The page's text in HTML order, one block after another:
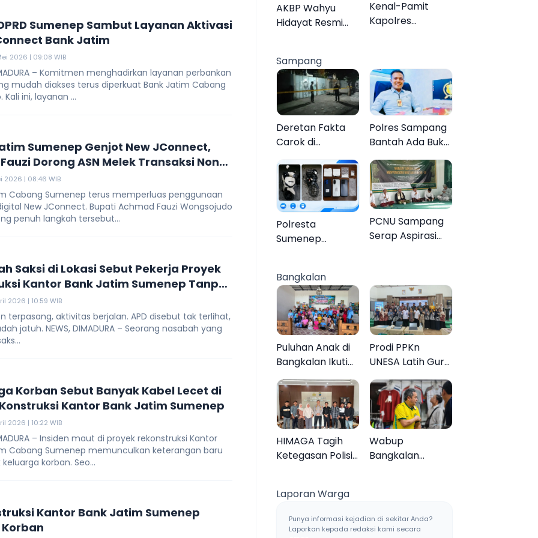
Sumenep Sambut Layanan Aktivasi
Bank Jatim
2026 | 09:08 WIB
– Komitmen menghadirkan layanan perbankan
mudah diakses terus diperkuat Bank Jatim Cabang
Kali ini, layanan ...
Sumenep Genjot New JConnect,
Dorong ASN Melek Transaksi Non-
2026 | 08:46 WIB
Cabang Sumenep terus memperluas penggunaan
New JConnect. Bupati Achmad Fauzi Wongsojudo
penuh langkah tersebut...
Saksi di Lokasi Sebut Pekerja Proyek
Kantor Bank Jatim Sumenep Tanpa
2026 | 10:59 WIB
terpasang, aktivitas berjalan. APD disebut tak terlihat,
jatuh. NEWS, DIMADURA – Seorang nasabah yang
Korban Sebut Banyak Kabel Lecet di
Kantor Bank Jatim Sumenep
2026 | 10:22 WIB
– Insiden maut di proyek rekonstruksi Kantor
Cabang Sumenep memunculkan keterangan baru
korban. Seo...
Kantor Bank Jatim Sumenep
Organisasi
AKBP Wahyu
Hidayat Resmi
Disambut Tradisi
Gerbang Pora
Kenal-Pamit
Kapolres
Cenderamata
untuk AKBP
Hendra
Sampang
Deretan Fakta
Carok di
60 Tahun Duel
Melawan 2 Pria
Polres Sampang
Bantah Ada Bukti
Kasus Rudapaksa
Anak 27
Tersangka
Polresta
Sumenep
Sampang, Tiga
Pengedar
Ditangkap
PCNU Sampang
Serap Aspirasi
Bangkalan
Puluhan Anak di
Bangkalan Ikuti
Lomba Mewarnai
Bertema Liburan
Keluarga
Prodi PPKn
UNESA Latih Guru
PPKn Bangkalan
dengan
Pembelajaran
Inovasi Teknologi
HIMAGA Tagih
Ketegasan Polisi
Galis Bangkalan
Wabup
Bangkalan
Ketiban Berkah
Laporan Warga
Punya informasi kejadian di sekitar Anda?
Laporkan kepada redaksi kami secara